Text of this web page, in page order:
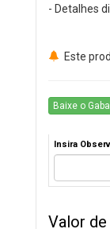
- Detalhes
Este
Baixe o
Insira
Valor de